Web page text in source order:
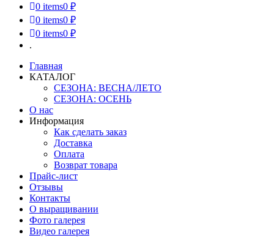
0 items0 ₽
0 items0 ₽
0 items0 ₽
.
Главная
КАТАЛОГ
СЕЗОНА: ВЕСНА/ЛЕТО
СЕЗОНА: ОСЕНЬ
О нас
Информация
Как сделать заказ
Доставка
Оплата
Возврат товара
Прайс-лист
Отзывы
Контакты
О выращивании
Фото галерея
Видео галерея